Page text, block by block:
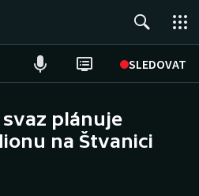
SLEDOVAT
plánuje
na Štvanici